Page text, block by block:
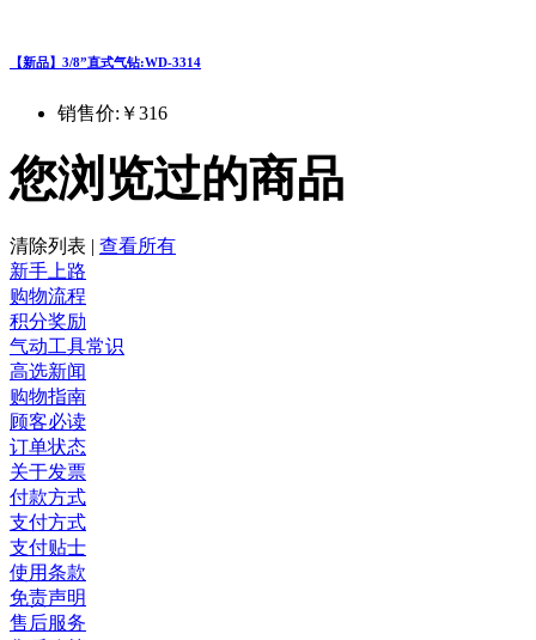
【新品】3/8”直式气钻:WD-3314
销售价: ￥316
您浏览过的商品
清除列表 | 查看所有
新手上路
购物流程
积分奖励
气动工具常识
高选新闻
购物指南
顾客必读
订单状态
关于发票
付款方式
支付方式
支付贴士
使用条款
免责声明
售后服务